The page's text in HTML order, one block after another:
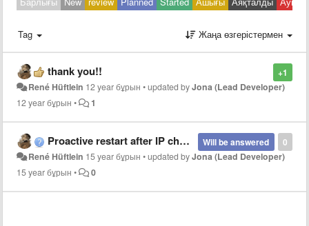
Tag Жаңа өзгерістермен
+1
thank you!!
René Hüftlein 12 year бұрын •updated byJona (Lead Developer)
12 year бұрын • 1
0
Will be answered
Proactive restart after IP change
René Hüftlein 15 year бұрын •updated byJona (Lead Developer)
15 year бұрын • 0